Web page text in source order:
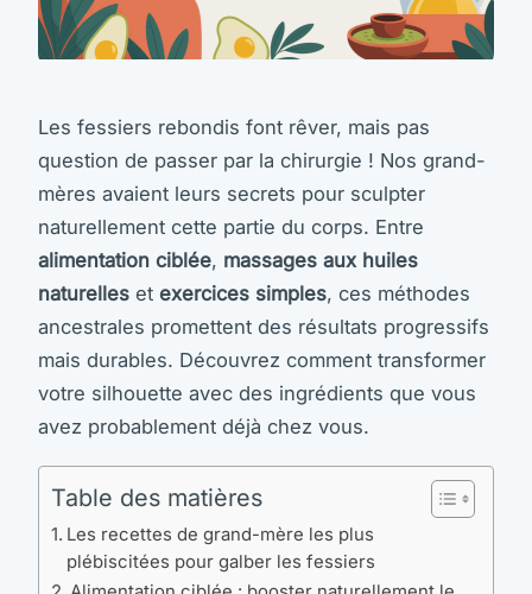
Les fessiers rebondis font rêver, mais pas
question de passer par la chirurgie ! Nos grand-
mères avaient leurs secrets pour sculpter
naturellement cette partie du corps. Entre
alimentation ciblée, massages aux huiles
naturelles et exercices simples, ces méthodes
ancestrales promettent des résultats progressifs
mais durables. Découvrez comment transformer
votre silhouette avec des ingrédients que vous
avez probablement déjà chez vous.
Table des matières
Les recettes de grand-mère les plus
plébiscitées pour galber les fessiers